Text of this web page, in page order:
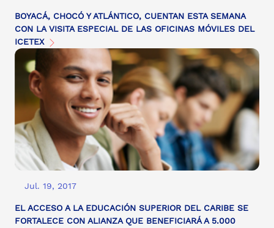
BOYACÁ, CHOCÓ Y ATLÁNTICO, CUENTAN ESTA SEMANA
CON LA VISITA ESPECIAL DE LAS OFICINAS MÓVILES DEL
ICETEX
Jul. 19, 2017
EL ACCESO A LA EDUCACIÓN SUPERIOR DEL CARIBE SE
FORTALECE CON ALIANZA QUE BENEFICIARÁ A 5.000